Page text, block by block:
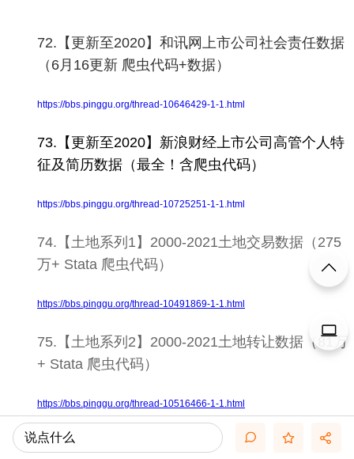
72.【更新至2020】和讯网上市公司社会责任数据
（6月16更新 爬虫代码+数据）
https://bbs.pinggu.org/thread-10646429-1-1.html
73.【更新至2020】新浪财经上市公司高管个人特
征及简历数据（最全！含爬虫代码）
https://bbs.pinggu.org/thread-10725251-1-1.html
74.【土地系列1】2000-2021土地交易数据（275
万+ Stata 爬虫代码）
https://bbs.pinggu.org/thread-10491869-1-1.html
75. 【土地系列2】 2000-2021土地转让数据（81万
+ Stata 爬虫代码）
https://bbs.pinggu.org/thread-10516466-1-1.html
76.【土地系列3】
2000-2021土地抵押数据（41万
说点什么